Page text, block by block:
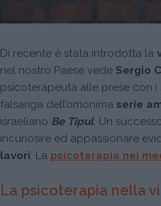
Di recente è stata introdotta la
nel nostro Paese vede Sergio
psicoterapeuta alle prese con
falsariga dell’omonima serie
israeliano Be Tipul. Un
incuriosire ed appassionare
lavori. La psicoterapia nei
La psicoterapia nella